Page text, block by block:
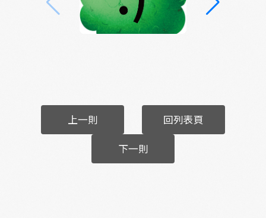
上一則 回列表頁
下一則